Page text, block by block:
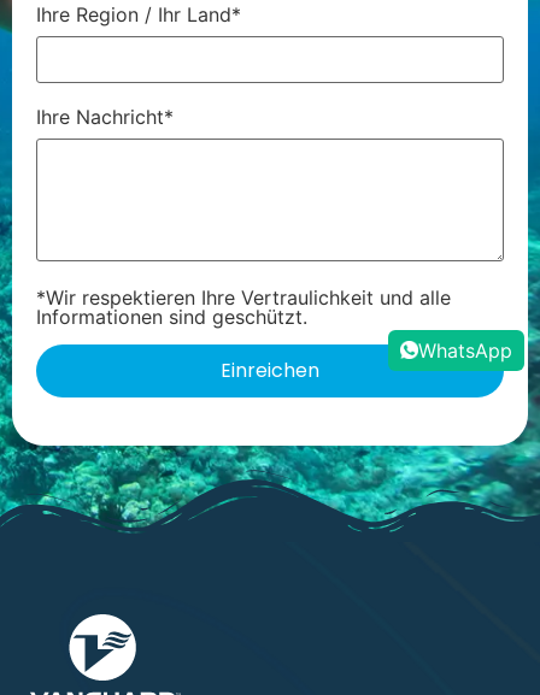
Ihre Region / Ihr Land*
Ihre Nachricht*
*Wir respektieren Ihre Vertraulichkeit und alle
Informationen sind geschützt.
WhatsApp